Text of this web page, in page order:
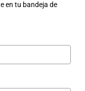
en tu bandeja de